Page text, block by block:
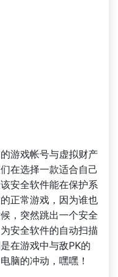
游戏帐号与虚拟财产
在选择一款适合自己
安全软件能在保护系
正常游戏，因为谁也
，突然跳出一个安全
安全软件的自动扫描
在游戏中与敌PK的
脑的冲动，嘿嘿！